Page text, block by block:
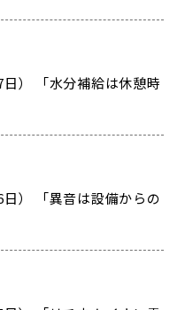
） 「水分補給は休憩時
） 「異音は設備からの